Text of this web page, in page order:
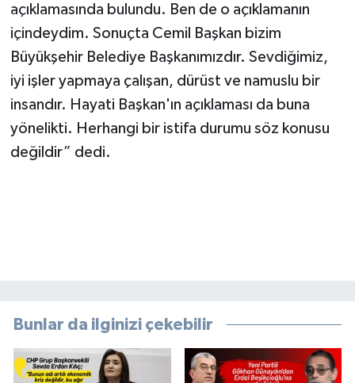
açıklamasında bulundu. Ben de o açıklamanın
içindeydim. Sonuçta Cemil Başkan bizim
Büyükşehir Belediye Başkanımızdır. Sevdiğimiz,
iyi işler yapmaya çalışan, dürüst ve namuslu bir
insandır. Hayati Başkan'ın açıklaması da buna
yönelikti. Herhangi bir istifa durumu söz konusu
değildir” dedi.
Bunlar da ilginizi çekebilir